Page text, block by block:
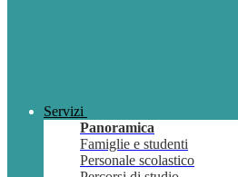
Servizi
Panoramica
Famiglie e studenti
Personale scolastico